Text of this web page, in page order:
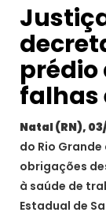
prédio
falhas
Natal (RN),
do Rio
obrigações
à saúde de
Estadual de